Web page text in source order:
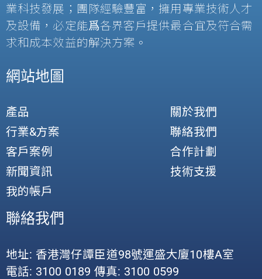
業科技發展；團隊經驗豐富，擁用專業技術人才
及設備，必定能爲各界客戶提供最合宜及符合需
求和成本效益的解決方案。
網站地圖
產品
行業&方案
客戶案例
新聞資訊
我的帳戶
關於我們
聯絡我們
合作計劃
技術支援
聯絡我們
地址: 香港灣仔譚臣道98號運盛大廈10樓A室
電話: 3100 0189 傳真: 3100 0599